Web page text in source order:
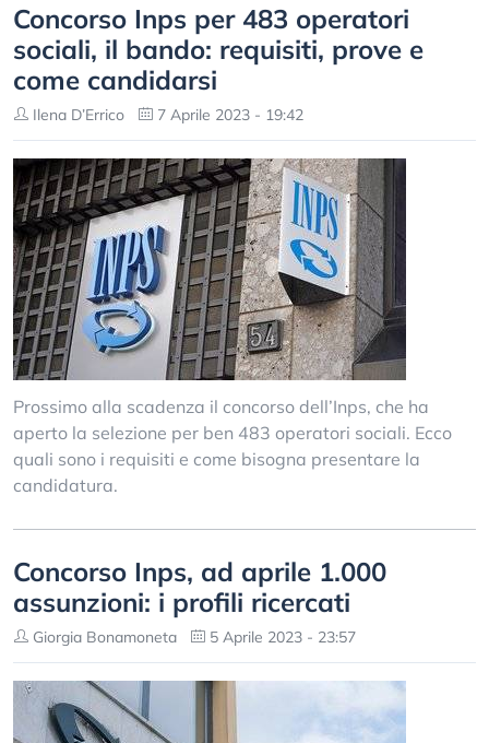
Concorso Inps per 483 operatori
sociali, il bando: requisiti, prove e
come candidarsi
Ilena D’Errico 7 Aprile 2023 - 19:42
Prossimo alla scadenza il concorso dell’Inps, che ha
aperto la selezione per ben 483 operatori sociali. Ecco
quali sono i requisiti e come bisogna presentare la
candidatura.
Concorso Inps, ad aprile 1.000
assunzioni: i profili ricercati
Giorgia Bonamoneta 5 Aprile 2023 - 23:57